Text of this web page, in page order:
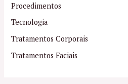
Procedimentos
Tecnologia
Tratamentos Corporais
Tratamentos Faciais